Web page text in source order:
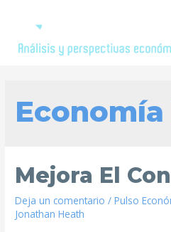
Mejora El
Deja un comentario /Pulso
Jonathan Heath